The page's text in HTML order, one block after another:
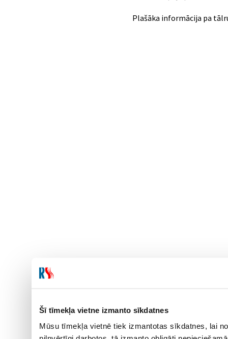
Šī tīmekļa vietne izmanto sīkdatnes
Mūsu tīmekļa vietnē tiek izmantotas sīkdatnes, lai
Plašāka informācija pa